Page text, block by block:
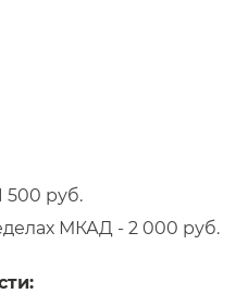
500 руб.
МКАД - 2 000 руб.